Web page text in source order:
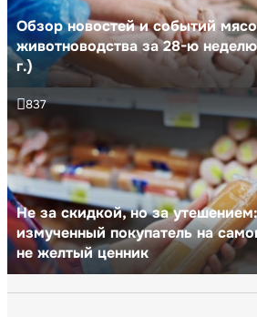
Обзор новостей и событий
животноводства за 28-ю
г.)
Не за скидкой, но за
измученный покупатель на
не желтый ценник
837